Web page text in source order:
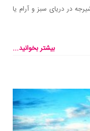
در دریای سبز و آرام یا
بیشتر بخوانید...